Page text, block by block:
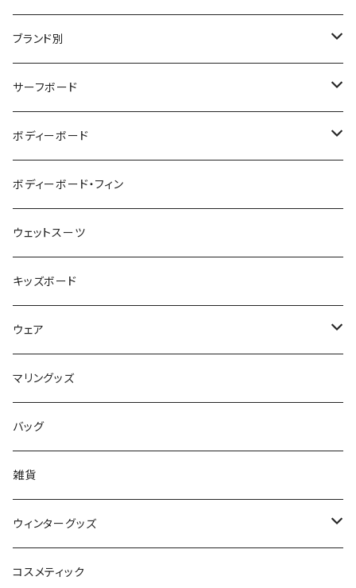
ブランド別
V-BODY BOARDS
ZEBEC
pride.m
FLOCO
Mermaid & Guys
UNDERSERIES
TABIE REVO
AQA
STORMBLADE
サーフボード
SUP
BBS / EAU WETSUITS
GO NATURE
サーフボード
サーフボード
フィン
サーフボードアクセサリー
ボディーボード
ボディーボード
BBフィン
BBアクセサリー
コイルコード
ボードケース
ボディーボード・フィン
ウェットスーツ
キッズボード
ウェア
メンズ
レディース
キッズ
マリングッズ
バッグ
雑貨
ウィンターグッズ
ブーツ
コスメティック